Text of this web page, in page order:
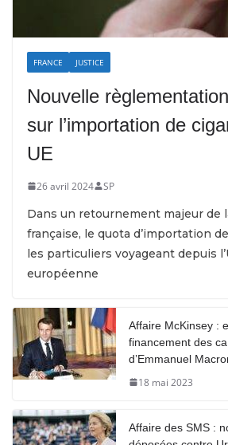
FRANCE JUSTICE
Nouvelle
sur l’importation de
UE
26 avril 2024 SP
Dans un retournement majeur de
française, le quota d’importation
les particuliers voyageant depuis
européenne
Affaire McKinsey :
financement des
d’Emmanuel
18 mai 2023
Affaire des SMS :